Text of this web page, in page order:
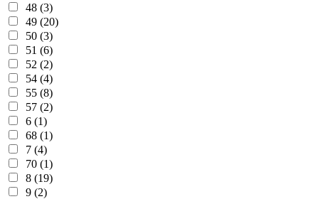
48 (3)
49 (20)
50 (3)
51 (6)
52 (2)
54 (4)
55 (8)
57 (2)
6 (1)
68 (1)
7 (4)
70 (1)
8 (19)
9 (2)